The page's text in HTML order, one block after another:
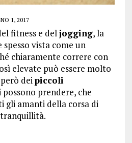
1, 2017
fitness e deljogging, la
vista come un
chiaramente correre con
elevate può essere molto
deipiccoli
possono prendere, che
gli amanti della corsa di